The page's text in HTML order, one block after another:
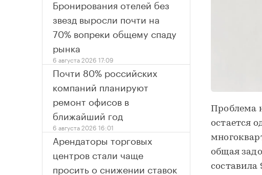
Проблема
остается
общая
составила
Бронирования отелей без
звезд выросли почти на
70% вопреки общему спаду
рынка
6 августа 2026 17:09
Почти 80% российских
компаний планируют
ремонт офисов в
ближайший год
6 августа 2026 16:01
Арендаторы торговых
центров стали чаще
просить о снижении ставок